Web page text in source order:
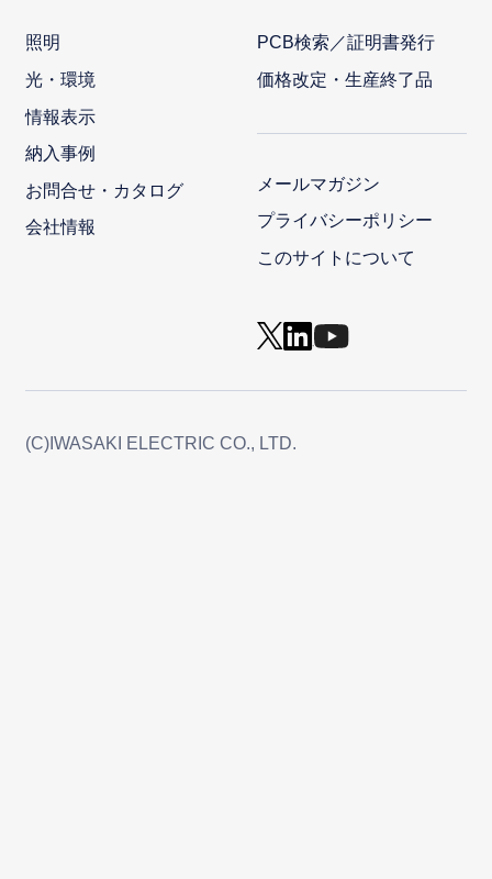
照明
光・環境
情報表示
納入事例
お問合せ・カタログ
会社情報
PCB検索／証明書発行
価格改定・生産終了品
メールマガジン
プライバシーポリシー
このサイトについて
(C)IWASAKI ELECTRIC CO., LTD.